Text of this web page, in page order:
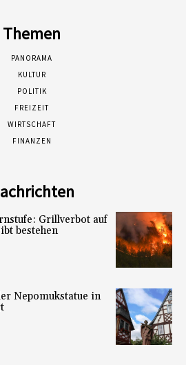
Themen
PANORAMA
KULTUR
POLITIK
FREIZEIT
WIRTSCHAFT
FINANZEN
Grillverbot auf
bestehen
Nepomukstatue in